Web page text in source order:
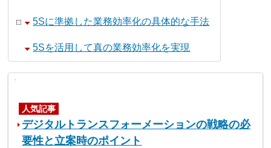
5Sに準拠した業務効率化の具体的な手法
5Sを活用して真の業務効率化を実現
人気記事
デジタルトランスフォーメーションの戦略の必
要性と立案時のポイント